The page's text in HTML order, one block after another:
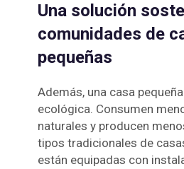
Una solución
comunidades de
pequeñas
Además, una casa
ecológica. Consumen
naturales y producen
tipos tradicionales de
están equipadas con